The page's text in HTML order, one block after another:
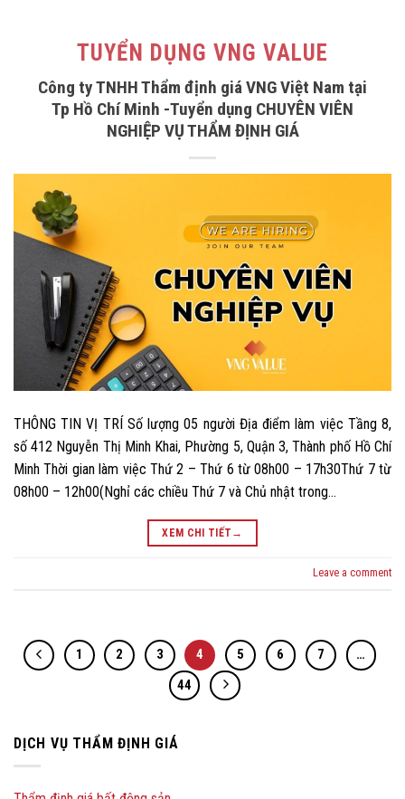
TUYỂN DỤNG VNG VALUE
Công ty TNHH Thẩm định giá VNG Việt Nam tại
Tp Hồ Chí Minh -Tuyển dụng CHUYÊN VIÊN
NGHIỆP VỤ THẨM ĐỊNH GIÁ
THÔNG TIN VỊ TRÍ Số lượng 05 người Địa điểm làm việc Tầng 8,
số 412 Nguyễn Thị Minh Khai, Phường 5, Quận 3, Thành phố Hồ Chí
Minh Thời gian làm việc Thứ 2 – Thứ 6 từ 08h00 – 17h30Thứ 7 từ
08h00 – 12h00(Nghỉ các chiều Thứ 7 và Chủ nhật trong…
XEM CHI TIẾT →
Leave a comment
1 2 3 4 5 6 7
…
44
DỊCH VỤ THẨM ĐỊNH GIÁ